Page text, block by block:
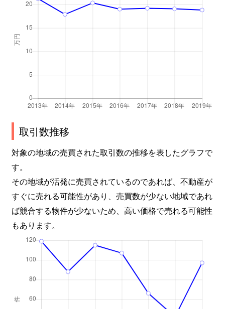
取引数推移
対象の地域の売買された取引数の推移を表したグラフで
す。
その地域が活発に売買されているのであれば、不動産が
すぐに売れる可能性があり、売買数が少ない地域であれ
ば競合する物件が少ないため、高い価格で売れる可能性
もあります。